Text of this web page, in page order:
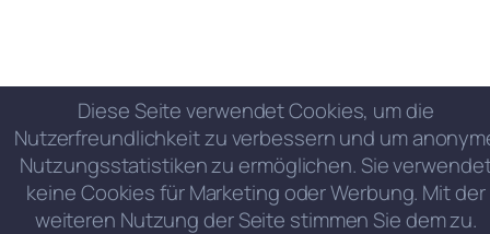
Diese Seite verwendet Cookies, um die
Nutzerfreundlichkeit zu verbessern und um
Nutzungsstatistiken zu ermöglichen. Sie
keine Cookies für Marketing oder Werbung. Mit der
weiteren Nutzung der Seite stimmen Sie dem zu.